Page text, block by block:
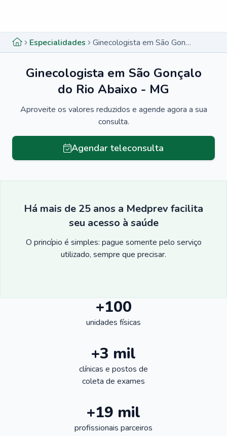
Especialidades Ginecologista em São Gonçalo do Rio Abaixo - MG
Ginecologista em São Gonçalo
do Rio Abaixo - MG
Aproveite os valores reduzidos e agende agora a sua
consulta.
Agendar teleconsulta
Há mais de 25 anos a Medprev facilita
seu acesso à saúde
O princípio é simples: pague somente pelo serviço
utilizado, sempre que precisar.
+100
unidades físicas
+3 mil
clínicas e postos de
coleta de exames
+19 mil
profissionais parceiros